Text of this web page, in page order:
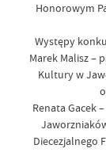
Honorowym
Występy
Marek Malisz –
Kultury w
Renata Gacek
Diecezjalnego